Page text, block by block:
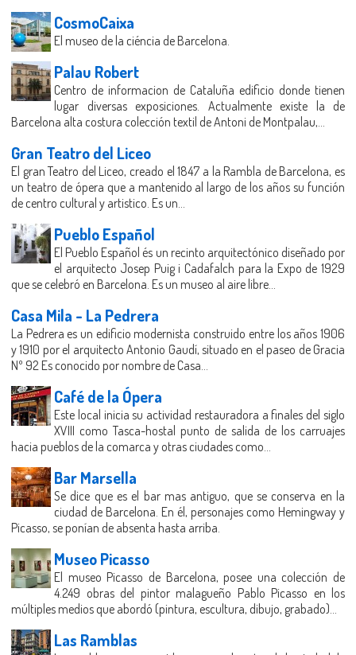
CosmoCaixa
El museo de la ciéncia de Barcelona.
Palau Robert
Centro de informacion de Cataluña edificio donde tienen
lugar diversas exposiciones. Actualmente existe la de
Barcelona alta costura colección textil de Antoni de Montpalau,...
Gran Teatro del Liceo
El gran Teatro del Liceo, creado el 1847 a la Rambla de Barcelona, es
un teatro de ópera que a mantenido al largo de los años su función
de centro cultural y artistico. Es un...
Pueblo Español
El Pueblo Español és un recinto arquitectónico diseñado por
el arquitecto Josep Puig i Cadafalch para la Expo de 1929
que se celebró en Barcelona. Es un museo al aire libre...
Casa Mila - La Pedrera
La Pedrera es un edificio modernista construido entre los años 1906
y 1910 por el arquitecto Antonio Gaudí, situado en el paseo de Gracia
Nº 92 Es conocido por nombre de Casa...
Café de la Ópera
Este local inicia su actividad restauradora a finales del siglo
XVIII como Tasca-hostal punto de salida de los carruajes
hacia pueblos de la comarca y otras ciudades como...
Bar Marsella
Se dice que es el bar mas antiguo, que se conserva en la
ciudad de Barcelona. En él, personajes como Hemingway y
Picasso, se ponían de absenta hasta arriba.
Museo Picasso
El museo Picasso de Barcelona, posee una colección de
4.249 obras del pintor malagueño Pablo Picasso en los
múltiples medios que abordó (pintura, escultura, dibujo, grabado)...
Las Ramblas